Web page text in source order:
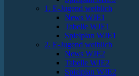
1. E-Jugend weiblich
News WJE1
Tabelle WJE1
Spielplan WJE1
2. E-Jugend weiblich
News WJE2
Tabelle WJE2
Spielplan WJE2